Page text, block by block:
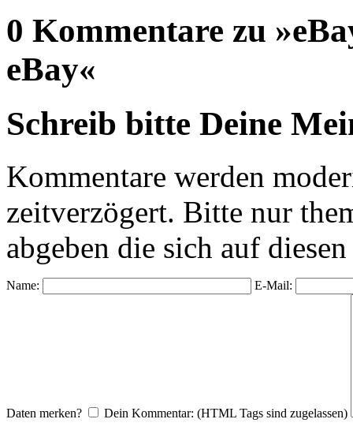
0 Kommentare zu
eBay«
Schreib bitte Deine
Kommentare werden
zeitverzögert. Bitte nur
abgeben die sich auf
Name: E-Mail:
Daten merken? Dein Kommentar: (HTML Tags sind zugelassen)